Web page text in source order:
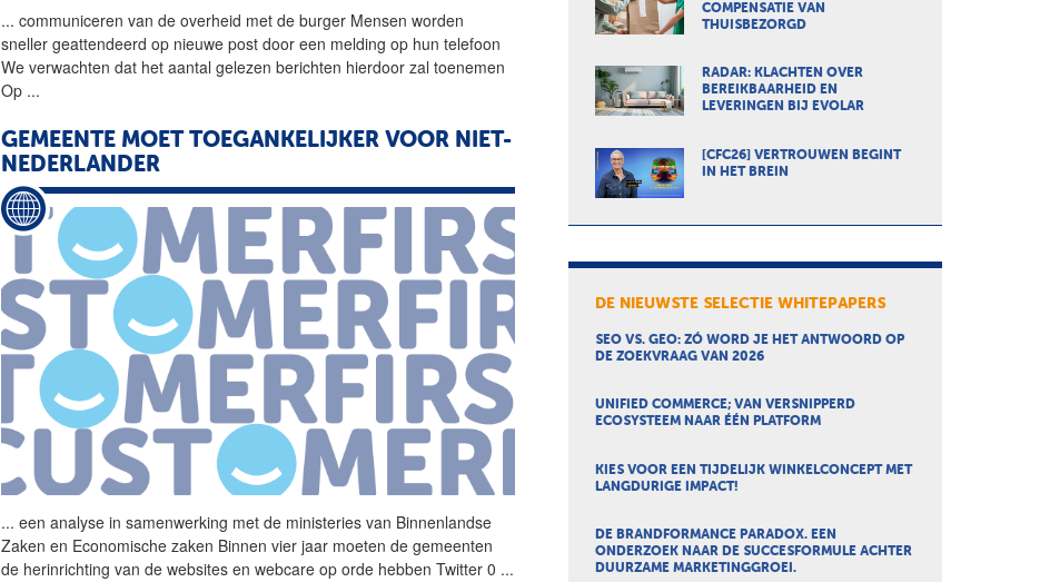
... communiceren van de overheid met de burger Mensen worden
sneller geattendeerd op nieuwe post door een melding op hun telefoon
We verwachten dat het aantal gelezen berichten hierdoor zal toenemen
Op ...
GEMEENTE MOET TOEGANKELIJKER VOOR NIET-
NEDERLANDER
... een analyse in samenwerking met de ministeries van Binnenlandse
Zaken en Economische zaken Binnen vier jaar moeten de gemeenten
de herinrichting van de websites en webcare op orde hebben Twitter 0 ...
COMPENSATIE VAN
THUISBEZORGD
RADAR: KLACHTEN OVER
BEREIKBAARHEID EN
LEVERINGEN BIJ EVOLAR
[CFC26] VERTROUWEN BEGINT
IN HET BREIN
DE NIEUWSTE SELECTIE WHITEPAPERS
SEO VS. GEO: ZÓ WORD JE HET ANTWOORD OP
DE ZOEKVRAAG VAN 2026
UNIFIED COMMERCE; VAN VERSNIPPERD
ECOSYSTEEM NAAR ÉÉN PLATFORM
KIES VOOR EEN TIJDELIJK WINKELCONCEPT MET
LANGDURIGE IMPACT!
DE BRANDFORMANCE PARADOX. EEN
ONDERZOEK NAAR DE SUCCESFORMULE ACHTER
DUURZAME MARKETINGGROEI.